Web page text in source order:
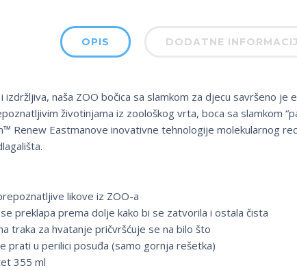
OPIS DODATNE
izdržljiva, naša ZOO bočica sa slamkom za djecu savršeno
životinjama iz zoološkog vrta, boca sa slamkom
Renew Eastmanove inovativne tehnologije molekularnog
likove iz ZOO-a
se preklapa prema dolje kako bi se zatvorila i ostala čista
traka za hvatanje pričvršćuje se na bilo što
prati u perilici posuđa (samo gornja rešetka)
355 ml